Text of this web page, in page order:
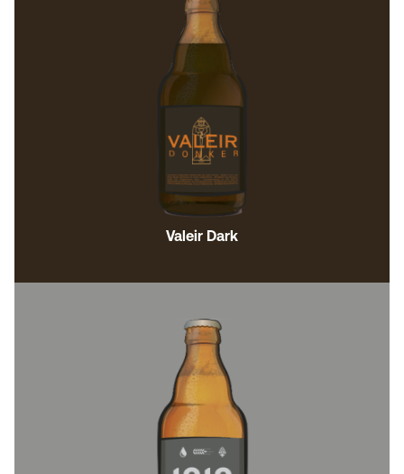
Valeir Dark